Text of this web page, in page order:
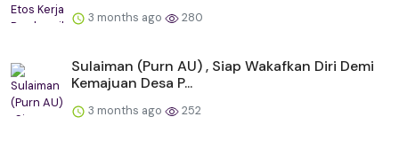
3 months ago 280
Sulaiman (Purn AU) , Siap Wakafkan Diri Demi
Kemajuan Desa P...
3 months ago 252